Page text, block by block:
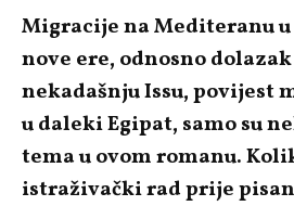
Migracije na Mediteranu
nove ere, odnosno
nekadašnju Issu, povijest
u daleki Egipat, samo su
tema u ovom romanu.
istraživački rad prije